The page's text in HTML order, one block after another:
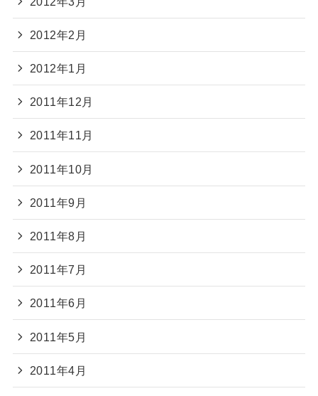
2012年2月
2012年1月
2011年12月
2011年11月
2011年10月
2011年9月
2011年8月
2011年7月
2011年6月
2011年5月
2011年4月